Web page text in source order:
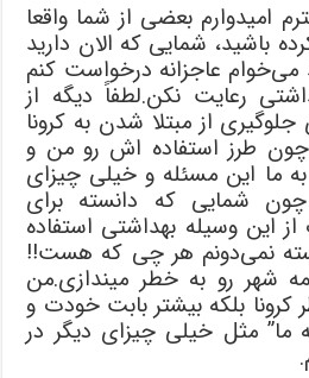
امیدوارم بعضی از شما واقعا
باشید، شمایی که الان دارید
عاجزانه درخواست کنم
رعایت نکن.لطفاً دیگه از
از مبتلا شدن به کرونا
طرز استفاده اش رو من و
ما این مسئله و خیلی چیزای
شمایی که دانسته برای
این وسیله بهداشتی استفاده
نمی‌دونم هر چی که هست!!
شهر رو به خطر میندازی.من
کرونا بلکه بیشتر بابت خودت و
ما” مثل خیلی چیزای دیگر در